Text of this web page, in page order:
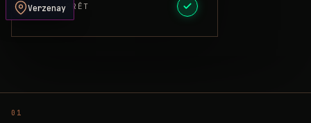
DEVIS PRÊT
Verzenay